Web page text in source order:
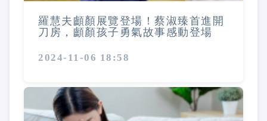
羅慧夫顱顏展覽登場！蔡淑臻首進開
刀房，顱顏孩子勇氣故事感動登場
2024-11-06 18:58